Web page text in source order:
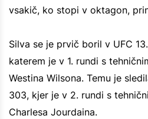
vsakič, ko stopi v oktagon,
Silva se je prvič boril v UFC
katerem je v 1. rundi s
Westina Wilsona. Temu je
303, kjer je v 2. rundi s
Charlesa Jourdaina.